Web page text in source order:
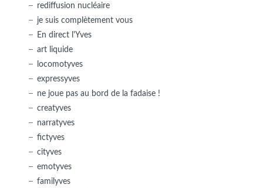
rediffusion nucléaire
je suis complètement vous
En direct l'Yves
art liquide
locomotyves
expressyves
ne joue pas au bord de la fadaise !
creatyves
narratyves
fictyves
cityves
emotyves
familyves